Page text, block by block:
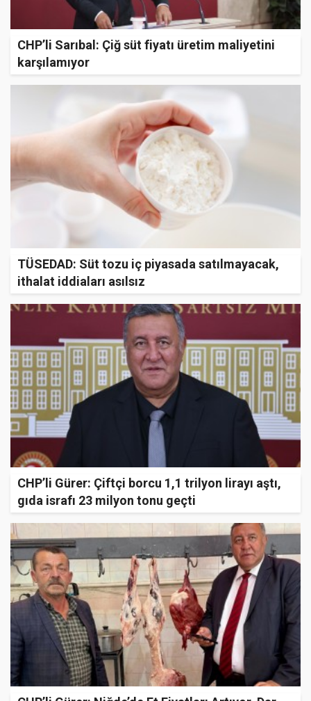
CHP’li Sarıbal: Çiğ süt fiyatı üretim maliyetini
karşılamıyor
TÜSEDAD: Süt tozu iç piyasada satılmayacak,
ithalat iddiaları asılsız
CHP’li Gürer: Çiftçi borcu 1,1 trilyon lirayı aştı,
gıda israfı 23 milyon tonu geçti